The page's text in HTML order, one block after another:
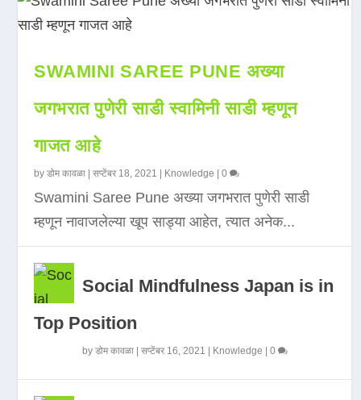
SWAMINI SAREE PUNE अख्या
जगभरात पुणेरी साडी स्वामिनी साडी म्हणून
गाजत आहे
byडोम कावळा |सप्टेंबर 18, 2021 Knowledge |0
Swamini Saree Pune अख्या जगभरात पुणेरी साडी
म्हणून नावाजलेल्या खूप साड्या आहेत, त्यात अनेक...
Social Mindfulness Japan is in
Top Position
byडोम कावळा |सप्टेंबर 16, 2021 Knowledge |0